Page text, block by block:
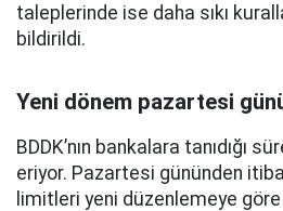
taleplerinde ise daha sıkı
bildirildi.
Yeni dönem pazartesi
BDDK’nın bankalara tanıdığı
eriyor. Pazartesi gününden
limitleri yeni düzenlemeye